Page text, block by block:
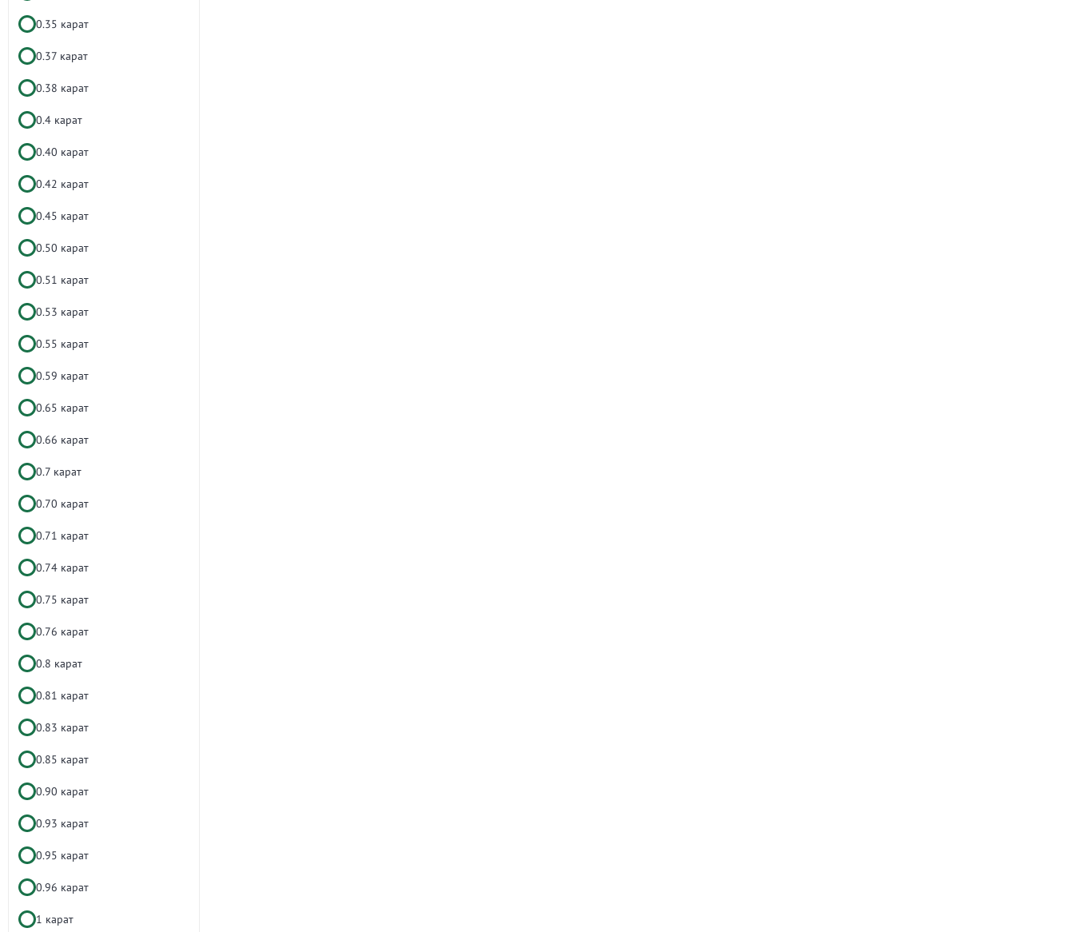
0.35 карат
0.37 карат
0.38 карат
0.4 карат
0.40 карат
0.42 карат
0.45 карат
0.50 карат
0.51 карат
0.53 карат
0.55 карат
0.59 карат
0.65 карат
0.66 карат
0.7 карат
0.70 карат
0.71 карат
0.74 карат
0.75 карат
0.76 карат
0.8 карат
0.81 карат
0.83 карат
0.85 карат
0.90 карат
0.93 карат
0.95 карат
0.96 карат
1 карат